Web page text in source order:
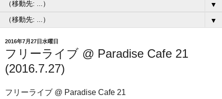
▼
▼
2016年7月27日水曜日
フリーライブ @ Paradise Cafe 21
(2016.7.27)
フリーライブ @ Paradise Cafe 21